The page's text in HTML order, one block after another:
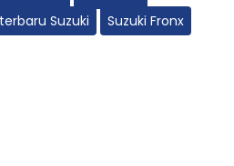
Suzuki
Suzuki Fronx